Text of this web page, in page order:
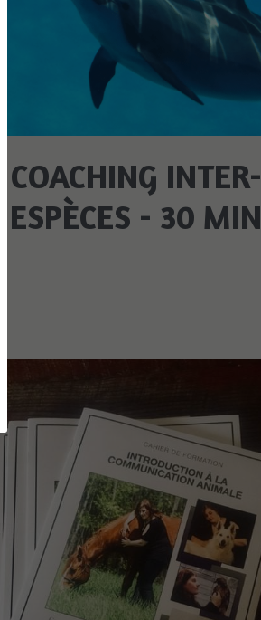
COACHING INTER-
ESPÈCES - 30 MIN